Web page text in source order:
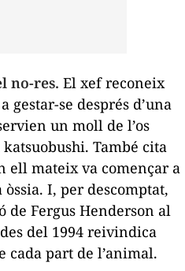
no-res. El xef reconeix
gestar-se després d’una
un moll de l’os
katsuobushi. També cita
ell mateix va començar a
I, per descomptat,
de Fergus Henderson al
del 1994 reivindica
cada part de l’animal.